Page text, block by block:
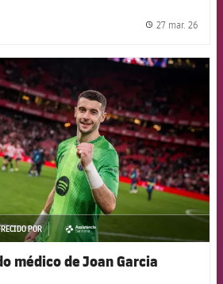
27 mar. 26
FCB Barcelona badge
POR
asistencia
médico de Joan Garcia